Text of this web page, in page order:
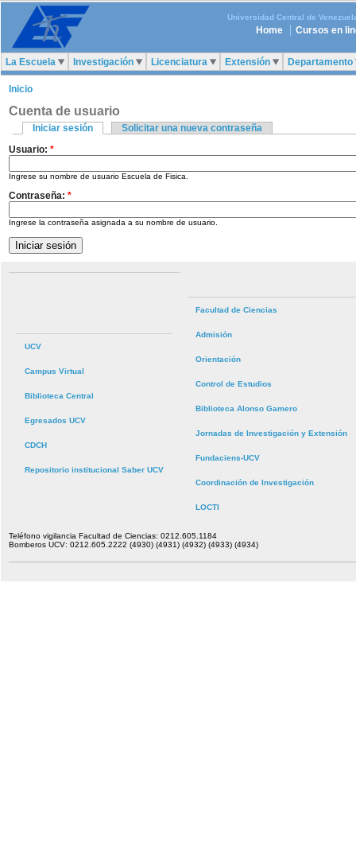
Universidad Central de
Home Cursos en
La Escuela Investigación Licenciatura Extensión Departamento
Inicio
Cuenta de usuario
Iniciar sesión
Solicitar una nueva contraseña
Usuario: *
Ingrese su nombre de usuario Escuela de Fisica.
Contraseña: *
Ingrese la contraseña asignada a su nombre de usuario.
UCV
Campus Virtual
Biblioteca Central
Egresados UCV
CDCH
Repositorio institucional Saber UCV
Facultad de Ciencias
Admisión
Orientación
Control de Estudios
Biblioteca Alonso Gamero
Jornadas de Investigación y Extensión
Fundaciens-UCV
Coordinación de Investigación
LOCTI
Teléfono vigilancia Facultad de Ciencias: 0212.605.1184
Bomberos UCV: 0212.605.2222 (4930) (4931) (4932) (4933) (4934)